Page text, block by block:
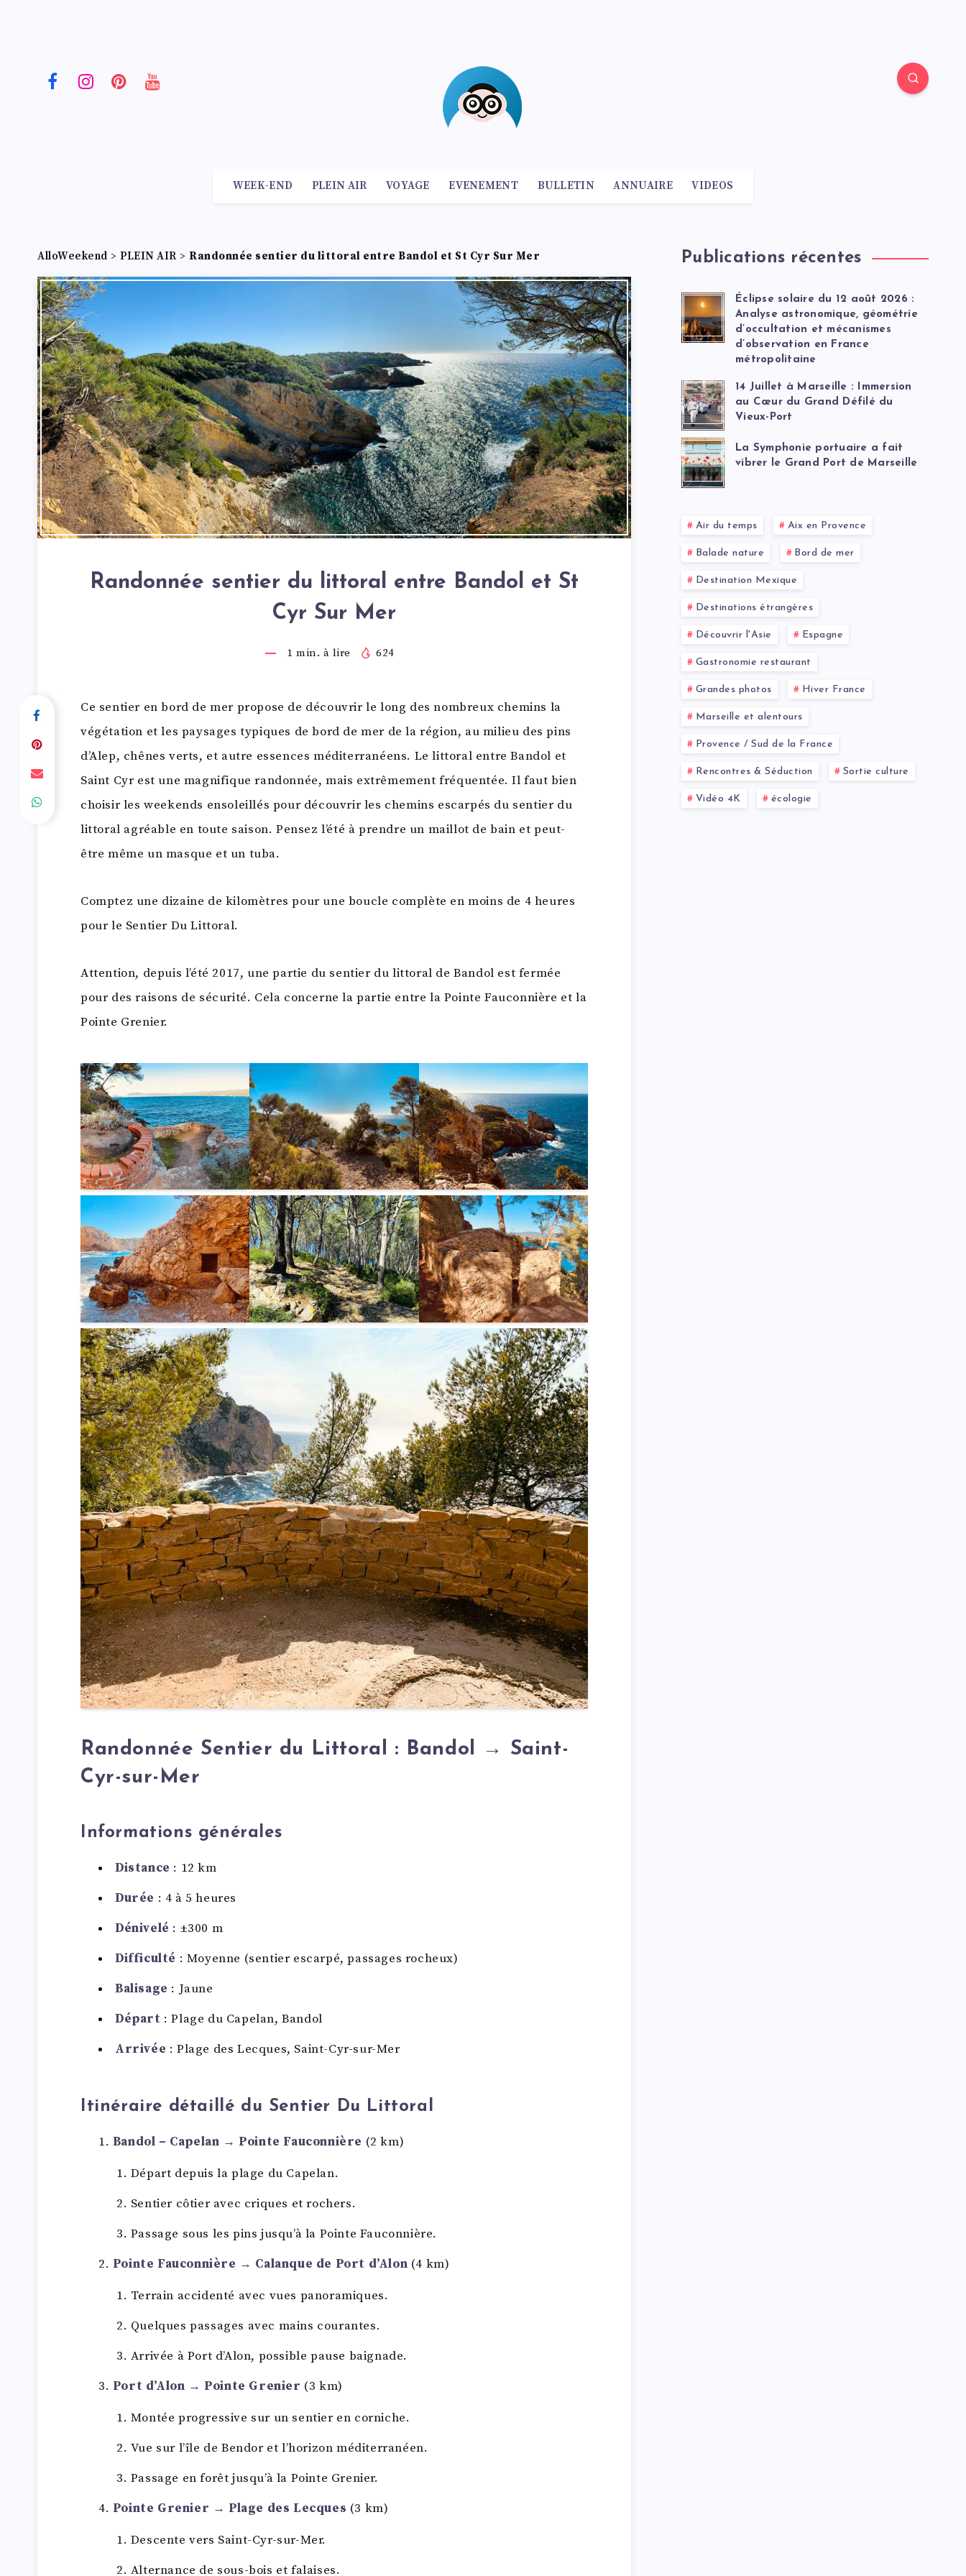
WEEK-END PLEIN AIR VOYAGE EVENEMENT BULLETIN ANNUAIRE VIDEOS
AlloWeekend > PLEIN AIR > Randonnée sentier du littoral entre Bandol et St Cyr Sur Mer
Randonnée sentier du littoral entre Bandol et St
Cyr Sur Mer
1 min. à lire 624
Ce sentier en bord de mer propose de découvrir le long des nombreux chemins la
végétation et les paysages typiques de bord de mer de la région, au milieu des pins
d’Alep, chênes verts, et autre essences méditerranéens. Le littoral entre Bandol et
Saint Cyr est une magnifique randonnée, mais extrêmement fréquentée. Il faut bien
choisir les weekends ensoleillés pour découvrir les chemins escarpés du sentier du
littoral agréable en toute saison. Pensez l’été à prendre un maillot de bain et peut-
être même un masque et un tuba.
Comptez une dizaine de kilomètres pour une boucle complète en moins de 4 heures
pour le Sentier Du Littoral.
Attention, depuis l’été 2017, une partie du sentier du littoral de Bandol est fermée
pour des raisons de sécurité. Cela concerne la partie entre la Pointe Fauconnière et la
Pointe Grenier.
Randonnée Sentier du Littoral : Bandol → Saint-
Cyr-sur-Mer
Informations générales
Distance : 12 km
Durée : 4 à 5 heures
Dénivelé : ±300 m
Difficulté : Moyenne (sentier escarpé, passages rocheux)
Balisage : Jaune
Départ : Plage du Capelan, Bandol
Arrivée : Plage des Lecques, Saint-Cyr-sur-Mer
Itinéraire détaillé du Sentier Du Littoral
Bandol – Capelan → Pointe Fauconnière (2 km)
Départ depuis la plage du Capelan.
Sentier côtier avec criques et rochers.
Passage sous les pins jusqu’à la Pointe Fauconnière.
Pointe Fauconnière → Calanque de Port d’Alon (4 km)
Terrain accidenté avec vues panoramiques.
Quelques passages avec mains courantes.
Arrivée à Port d’Alon, possible pause baignade.
Port d’Alon → Pointe Grenier (3 km)
Montée progressive sur un sentier en corniche.
Vue sur l’île de Bendor et l’horizon méditerranéen.
Passage en forêt jusqu’à la Pointe Grenier.
Pointe Grenier → Plage des Lecques (3 km)
Descente vers Saint-Cyr-sur-Mer.
Alternance de sous-bois et falaises.
Publications récentes
Éclipse solaire du 12 août 2026 :
Analyse astronomique, géométrie
d’occultation et mécanismes
d’observation en France
métropolitaine
14 Juillet à Marseille : Immersion
au Cœur du Grand Défilé du
Vieux-Port
La Symphonie portuaire a fait
vibrer le Grand Port de Marseille
Air du temps Aix en Provence
Balade nature Bord de mer
Destination Mexique
Destinations étrangères
Découvrir l'Asie Espagne
Gastronomie restaurant
Grandes photos Hiver France
Marseille et alentours
Provence / Sud de la France
Rencontres & Séduction Sortie culture
Vidéo 4K écologie